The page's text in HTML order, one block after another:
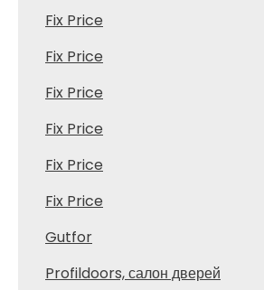
Fix Price
Fix Price
Fix Price
Fix Price
Fix Price
Fix Price
Gutfor
Profildoors, салон дверей